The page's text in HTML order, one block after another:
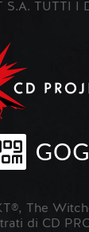
S.A. TUTTI I
The
di CD